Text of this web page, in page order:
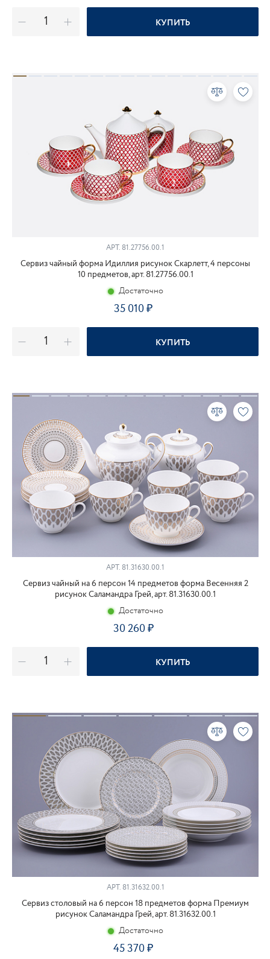
КУПИТЬ
АРТ. 81.27756.00.1
Сервиз чайный форма Идиллия рисунок Скарлетт, 4 персоны
10 предметов, арт. 81.27756.00.1
Достаточно
35 010
КУПИТЬ
АРТ. 81.31630.00.1
Сервиз чайный на 6 персон 14 предметов форма Весенняя 2
рисунок Саламандра Грей, арт. 81.31630.00.1
Достаточно
30 260
КУПИТЬ
АРТ.81.31632.00.1
Сервиз столовый на 6 персон 18 предметов форма Премиум
рисунок Саламандра Грей, арт. 81.31632.00.1
Достаточно
45 370